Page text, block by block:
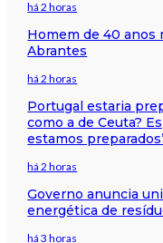
há 2 horas
Homem de 40 anos
Abrantes
há 2 horas
Portugal estaria
como a de Ceuta?
estamos
há 2 horas
Governo anuncia
energética de
há 3 horas